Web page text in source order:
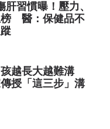
肝習慣曝！壓力、
榜 醫：保健品不
越長大越難溝
授「這三步」溝